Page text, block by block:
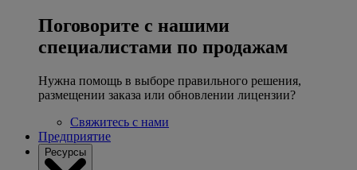
Поговорите с нашими
специалистами по продажам
Нужна помощь в выборе правильного решения,
размещении заказа или обновлении лицензии?
Свяжитесь с нами
Предприятие
Ресурсы